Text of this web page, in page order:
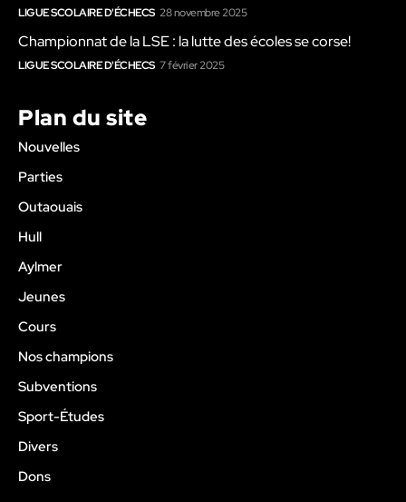
LIGUE SCOLAIRE D'ÉCHECS 28 novembre 2025
Championnat de la LSE : la lutte des écoles se corse!
LIGUE SCOLAIRE D'ÉCHECS 7 février 2025
Plan du site
Nouvelles
Parties
Outaouais
Hull
Aylmer
Jeunes
Cours
Nos champions
Subventions
Sport-Études
Divers
Dons